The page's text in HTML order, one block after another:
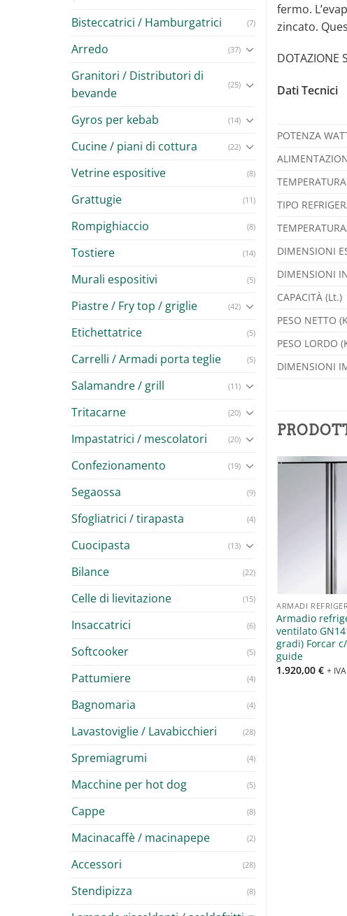
Bisteccatrici / Hamburgatrici (7)
Arredo (37)
Granitori / Distributori di
bevande
(25)
Gyros per kebab (14)
Cucine / piani di cottura (22)
Vetrine espositive (8)
Grattugie (11)
Rompighiaccio (8)
Tostiere (14)
Murali espositivi (5)
Piastre / Fry top / griglie (42)
Etichettatrice (5)
Carrelli / Armadi porta teglie (5)
Salamandre / grill (11)
Tritacarne (20)
Impastatrici / mescolatori (20)
Confezionamento (19)
Segaossa (9)
Sfogliatrici / tirapasta (4)
Cuocipasta (13)
Bilance (22)
Celle di lievitazione (15)
Insaccatrici (6)
Softcooker (5)
Pattumiere (4)
Bagnomaria (4)
Lavastoviglie / Lavabicchieri (28)
Spremiagrumi (4)
Macchine per hot dog (5)
Cappe (8)
Macinacaffè / macinapepe (2)
Accessori (28)
Stendipizza (8)
fermo.
zincato.
DOTAZIONE
Dati Tecnici
POTENZA
TIPO
DIMENSIONI
DIMENSIONI
CAPACITÀ (Lt.)
PESO NETTO
PESO LORDO
DIMENSIONI
ARMADI
Armadio
ventilato
gradi) Forcar
guide
1.920,00€ + IVA
Aggiungi
alla lista
dei
desideri
BANCHI REFRIGERATI / TAVOLI REFRIGERATI / SALADETTE
Bar refrigerato Inox
70 cm lunghezza
3 celle refrigerazione
Aggiungi
desideri
ARMADI REFRIGERATI
Armadio refrigerato per
pescheria congelatore per
1.228,00